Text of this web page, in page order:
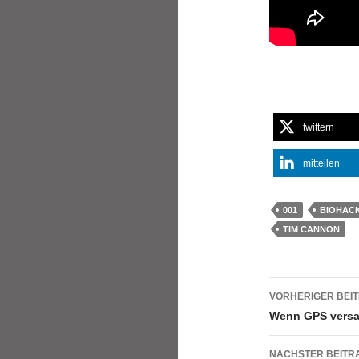
twittern
mitteilen
001
TIM CANNON
VORHERIGER
Wenn GPS
NÄCHSTER